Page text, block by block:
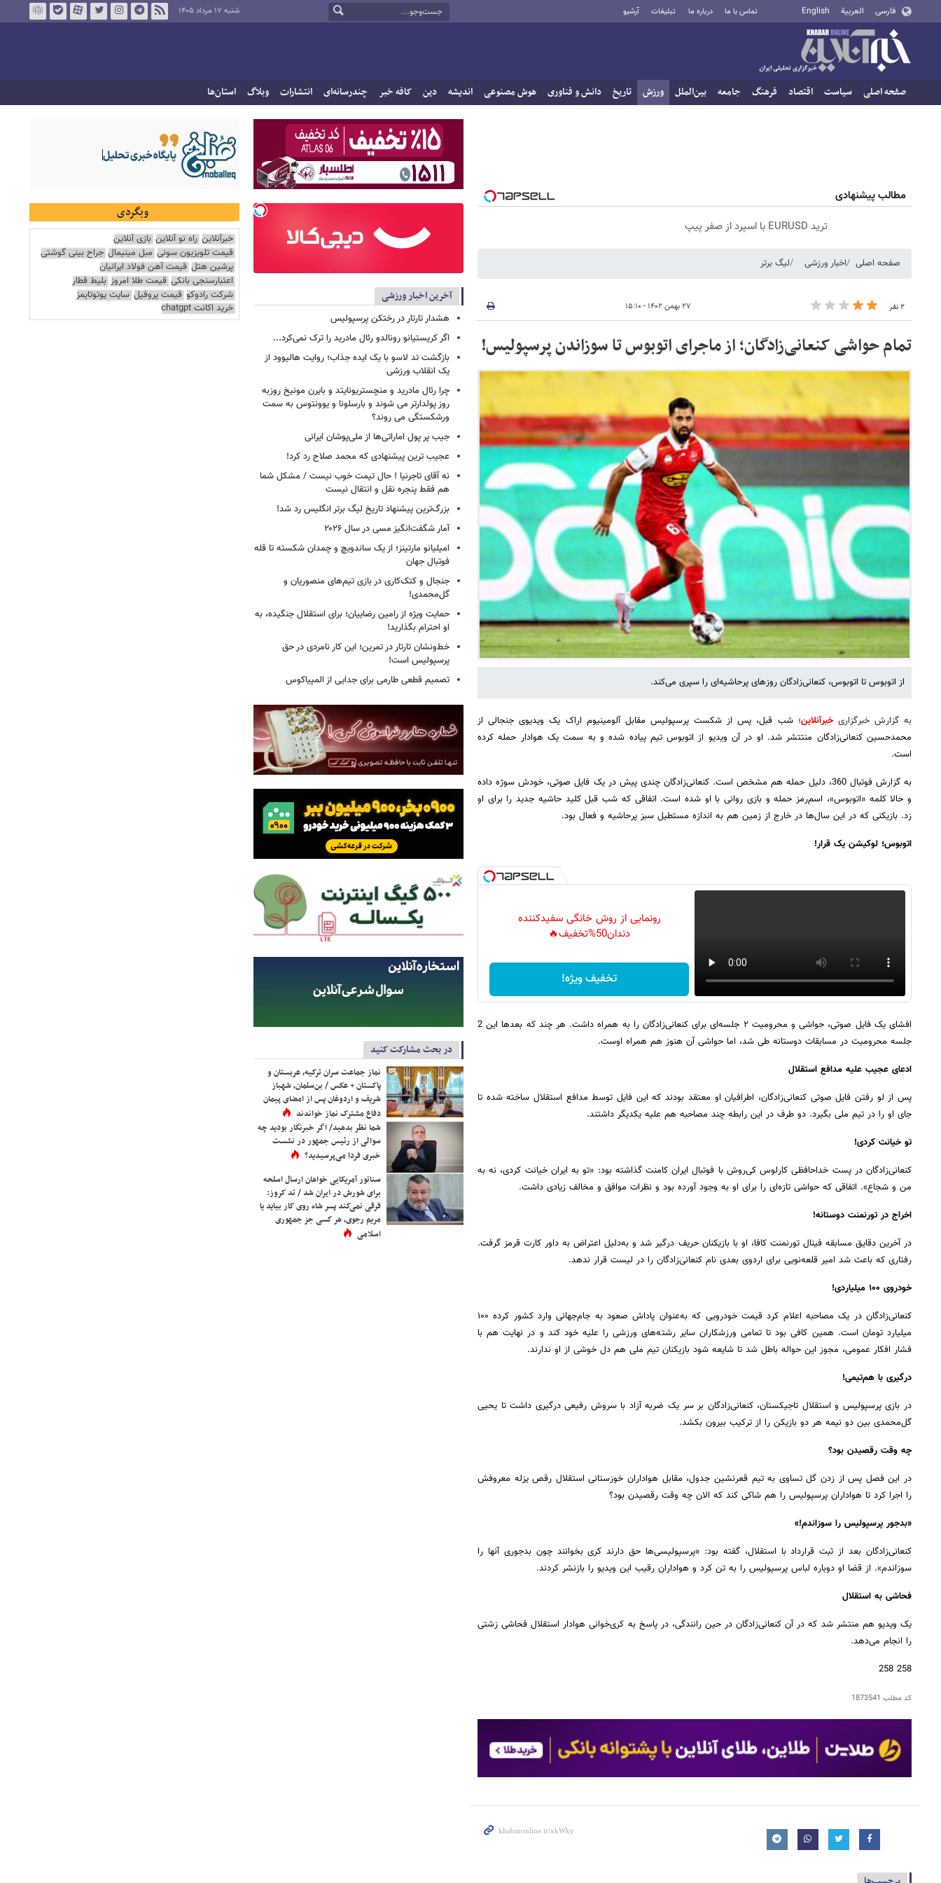
فارسی العربية English تماس با ما درباره ما تبلیغات آرشیو شنبه ۱۷ مرداد ۱۴۰۵
صفحه اصلی سیاست اقتصاد فرهنگ جامعه بین‌الملل ورزش تاریخ دانش و فناوری هوش مصنوعی اندیشه دین کافه خبر چندرسانه‌ای انتشارات وبلاگ استان‌ها
مطالب پیشنهادی
ترید EURUSD با اسپرد از صفر پیپ
صفحه اصلی اخبار ورزشی لیگ برتر
۲ نفر ۲۷ بهمن ۱۴۰۲ - ۱۵:۱۰
تمام حواشی کنعانی‌زادگان؛ از ماجرای اتوبوس تا سوزاندن پرسپولیس!
از اتوبوس تا اتوبوس، کنعانی‌زادگان روزهای پرحاشیه‌ای را سپری می‌کند.
به گزارش خبرگزاریخبرآنلاین؛شب قبل، پس از شکست پرسپولیس مقابل آلومینیوم اراک یک ویدیوی جنجالی از
محمدحسین کنعانی‌زادگان منتتشر شد. او در آن ویدیو از اتوبوس تیم پیاده شده و به سمت یک هوادار حمله کرده
است.
به گزارش فوتبال 360، دلیل حمله هم مشخص است. کنعانی‌زادگان چندی پیش در یک فایل صوتی، خودش سوژه داده
و حالا کلمه «اتوبوس»، اسم‌رمز حمله و بازی روانی با او شده است. اتفاقی که شب قبل کلید حاشیه جدید را برای او
زد. بازیکنی که در این سال‌ها در خارج از زمین هم به اندازه مستطیل سبز پرحاشیه و فعال بود.
اتوبوس؛ لوکیشن یک قرار!
رونمایی از روش خانگی سفیدکننده
دندان50%تخفیف🔥
تخفیف ویژه!
افشای یک فایل صوتی، حواشی و محرومیت ۲ جلسه‌ای برای کنعانی‌زادگان را به همراه داشت. هر چند که بعدها این 2
جلسه محرومیت در مسابقات دوستانه طی شد، اما حواشی آن هنوز هم همراه اوست.
ادعای عجیب علیه مدافع استقلال
پس از لو رفتن فایل صوتی کنعانی‌زادگان، اطرافیان او معتقد بودند که این فایل توسط مدافع استقلال ساخته شده تا
جای او را در تیم ملی بگیرد. دو طرف در این رابطه چند مصاحبه هم علیه یکدیگر داشتند.
تو خیانت کردی!
کنعانی‌زادگان در پست خداحافظی کارلوس کی‌روش با فوتبال ایران کامنت گذاشته بود: «تو به ایران خیانت کردی، نه به
من و شجاع». اتفاقی که حواشی تازه‌ای را برای او به وجود آورده بود و نظرات موافق و مخالف زیادی داشت.
اخراج در تورنمنت دوستانه!
در آخرین دقایق مسابقه فینال تورنمنت کافا، او با بازیکنان حریف درگیر شد و به‌دلیل اعتراض به داور کارت قرمز گرفت.
رفتاری که باعث شد امیر قلعه‌نویی برای اردوی بعدی نام کنعانی‌زادگان را در لیست قرار ندهد.
خودروی ۱۰۰ میلیاردی!
کنعانی‌زادگان در یک مصاحبه اعلام کرد قیمت خودرویی که به‌عنوان پاداش صعود به جام‌جهانی وارد کشور کرده ۱۰۰
میلیارد تومان است. همین کافی بود تا تمامی ورزشکاران سایر رشته‌های ورزشی را علیه خود کند و در نهایت هم با
فشار افکار عمومی، مجوز این حواله باطل شد تا شایعه شود بازیکنان تیم ملی هم دل خوشی از او ندارند.
درگیری با هم‌تیمی!
در بازی پرسپولیس و استقلال تاجیکستان، کنعانی‌زادگان بر سر یک ضربه آزاد با سروش رفیعی درگیری داشت تا یحیی
گل‌محمدی بین دو نیمه هر دو بازیکن را از ترکیب بیرون بکشد.
چه وقت رقصیدن بود؟
در این فصل پس از زدن گل تساوی به تیم قعرنشین جدول، مقابل هواداران خوزستانی استقلال رقص یزله معروفش
را اجرا کرد تا هواداران پرسپولیس را هم شاکی کند که الان چه وقت رقصیدن بود؟
«بدجور پرسپولیس را سوزاندم!»
کنعانی‌زادگان بعد از ثبت قرارداد با استقلال، گفته بود: «پرسپولیسی‌ها حق دارند کری بخوانند چون بدجوری آنها را
سوزاندم». از قضا او دوباره لباس پرسپولیس را به تن کرد و هواداران رقیب این ویدیو را بازنشر کردند.
فحاشی به استقلال
یک ویدیو هم منتشر شد که در آن کنعانی‌زادگان در حین رانندگی، در پاسخ به کری‌خوانی هوادار استقلال فحاشی زشتی
را انجام می‌دهد.
258 258
کد مطلب 1873541
آخرین اخبار ورزشی
هشدار تارتار در رختکن پرسپولیس
اگر کریستیانو رونالدو رئال مادرید را ترک نمی‌کرد...
بازگشت تد لاسو با یک ایده جذاب؛ روایت هالیوود از
یک انقلاب ورزشی
چرا رئال مادرید و منچستریونایتد و بایرن مونیخ روزبه
روز پولدارتر می شوند و بارسلونا و یوونتوس به سمت
ورشکستگی می روند؟
جیب پر پول اماراتی‌ها از ملی‌پوشان ایرانی
عجیب ترین پیشنهادی که محمد صلاح رد کرد!
نه آقای تاجرنیا ! حال تیمت خوب نیست / مشکل شما
هم فقط پنجره نقل و انتقال نیست
بزرگ‌ترین پیشنهاد تاریخ لیگ برتر انگلیس رد شد!
آمار شگفت‌انگیز مسی در سال ۲۰۲۶
امیلیانو مارتینز؛ از یک ساندویچ و چمدان شکسته تا قله
فوتبال جهان
جنجال و کتک‌کاری در بازی تیم‌های منصوریان و
گل‌محمدی!
حمایت ویژه از رامین رضاییان؛ برای استقلال جنگیده، به
او احترام بگذارید!
خط‌ونشان تارتار در تمرین؛ این کار نامردی در حق
پرسپولیس است!
تصمیم قطعی طارمی برای جدایی از المپیاکوس
در بحث مشارکت کنید
نماز جماعت سران ترکیه، عربستان و
پاکستان + عکس / بن‌سلمان، شهباز
شریف و اردوغان پس از امضای پیمان
دفاع مشترک نماز خواندند
شما نظر بدهید/ اگر خبرنگار بودید چه
سوالی از رئیس جمهور در نشست
خبری فردا می‌پرسیدید؟
سناتور آمریکایی خواهان ارسال اسلحه
برای شورش در ایران شد / تد کروز:
فرقی نمی‌کند پسر شاه روی کار بیاید یا
مریم رجوی، هر کسی جز جمهوری
اسلامی
وبگردی
خبرآنلاین راه نو آنلاین بازی آنلاین
قیمت تلویزیون سونی مبل مینیمال جراح بینی گوشتی
پرشین هتل قیمت آهن فولاد ایرانیان
اعتبارسنجی بانکی قیمت طلا امروز بلیط قطار
شرکت رادوکو قیمت پروفیل سایت یوتوتایمز
خرید اکانت chatgpt